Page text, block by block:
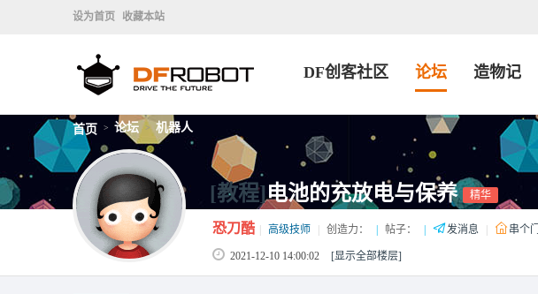
设为首页 收藏本站
DF创客社区 论坛 造物记
首页 > 论坛 > 机器人
[教程]电池的充放电与保养 精华
恐刀酷 高级技师 创造力： 帖子： 发消息 串个门
2021-12-10 14:00:02 [显示全部楼层]